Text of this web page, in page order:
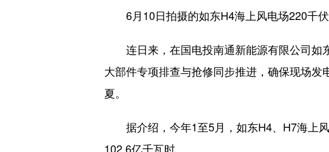
6月10日拍摄的如东H4海上风电场220千伏
连日来，在国电投南通新能源有限公司如东
大部件专项排查与抢修同步推进，确保现场发
夏。
据介绍，今年1至5月，如东H4、H7海上风
102.6亿千瓦时。